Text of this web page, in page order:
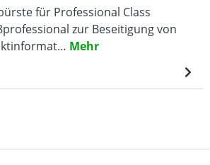
für Professional Class
zur Beseitigung von
Mehr